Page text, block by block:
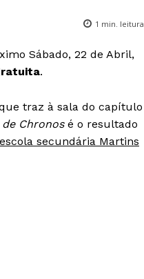
1 min. leitura
Sábado, 22 de Abril,
.
traz à sala do capítulo
Chronosé o resultado
secundária Martins